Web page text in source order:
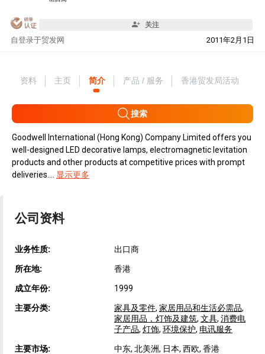
关注
自 2011年2月1日
登录于贸发网
资料 主页 简介 产品 / 服务 香港贸发局活动
搜索
Goodwell International (Hong Kong) Company Limited offers you
well-designed LED decorative lamps, electromagnetic levitation
products and other products at competitive prices with prompt
deliveries....
显示更多
公司资料
业务性质: 出口商
所在地: 香港
成立年份: 1999
主要分类: 家具及零件, 家居用品和生活必需品,
家居用品，灯饰及建筑, 文具, 消费电
子产品, 灯饰, 环境保护, 电讯服务
主要市场: 中东, 北美洲, 日本, 西欧, 香港